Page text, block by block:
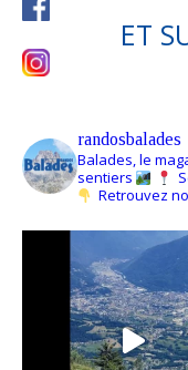
ET
randosbalades
Balades, le
sentiers
Retrouvez